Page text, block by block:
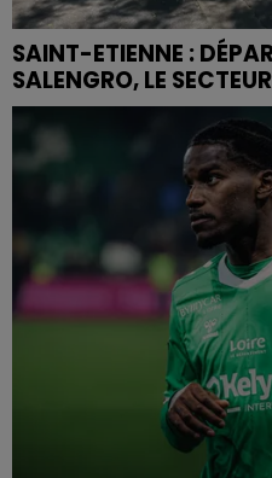
SAINT-ETIENNE :
SALENGRO, LE